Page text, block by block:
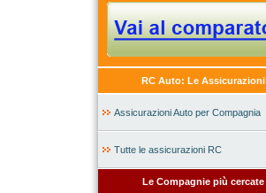
RC Auto: Le Assicurazioni
Assicurazioni Auto per Compagnia
Tutte le assicurazioni RC
Le Compagnie più cercate